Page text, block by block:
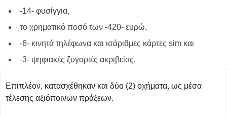
-14- φυσίγγια,
το χρηματικό ποσό των -420- ευρώ,
-6- κινητά τηλέφωνα και ισάριθμες κάρτες sim και
-3- ψηφιακές ζυγαριές ακριβείας.
Επιπλέον, κατασχέθηκαν και δύο (2) οχήματα, ως μέσα
τέλεσης αξιόποινων πράξεων.